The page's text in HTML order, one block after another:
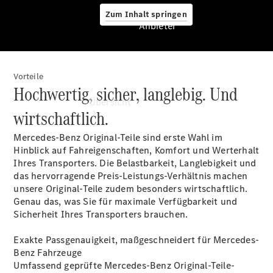
Zum Inhalt springen
Übersicht
Startseite
Ansprechpartner
Probefahrt
Beratung
Anbieter
Vorteile
Hochwertig, sicher, langlebig. Und
wirtschaftlich.
Mercedes-Benz Original-Teile sind erste Wahl im
Hinblick auf Fahreigenschaften, Komfort und Werterhalt
Ihres Transporters. Die Belastbarkeit, Langlebigkeit und
das hervorragende Preis-Leistungs-Verhältnis machen
unsere Original-Teile zudem besonders wirtschaftlich.
Genau das, was Sie für maximale Verfügbarkeit und
Sicherheit Ihres Transporters brauchen.
Exakte Passgenauigkeit, maßgeschneidert für Mercedes-
Benz Fahrzeuge
Umfassend geprüfte Mercedes-Benz Original-Teile-